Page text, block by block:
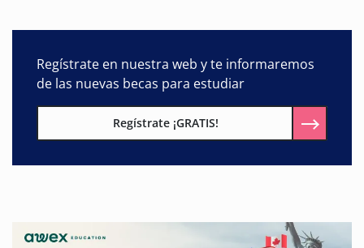
Regístrate en nuestra web y te informaremos
de las nuevas becas para estudiar
Regístrate ¡GRATIS!